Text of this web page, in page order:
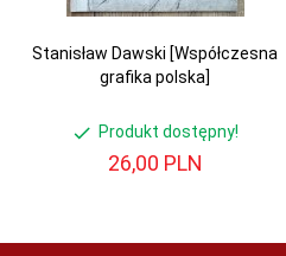
Stanisław Dawski [Współczesna
grafika polska]
Produkt dostępny!
26,00 PLN